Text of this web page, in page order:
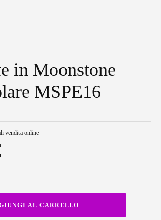
in Moonstone
MSPE16
vendita online
AL CARRELLO